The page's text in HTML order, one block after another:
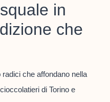
in
che
che affondano nella
di Torino e